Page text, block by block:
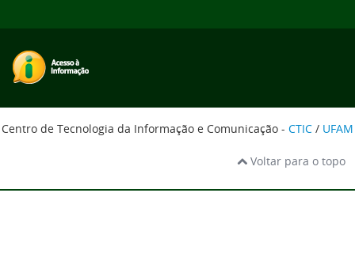
Centro de Tecnologia da Informação e Comunicação - CTIC / UFAM
Voltar para o topo